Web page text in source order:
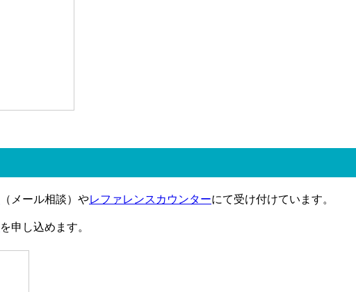
（メール相談）やレファレンスカウンターにて受け付けています。
を申し込めます。